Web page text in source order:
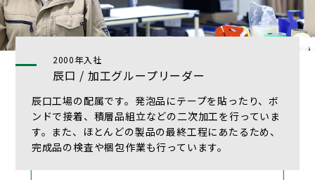
2000年入社
辰口 / 加工グループリーダー
辰口工場の配属です。発泡品にテープを貼ったり、ボ
ンドで接着、積層品組立などの二次加工を行っていま
す。また、ほとんどの製品の最終工程にあたるため、
完成品の検査や梱包作業も行っています。